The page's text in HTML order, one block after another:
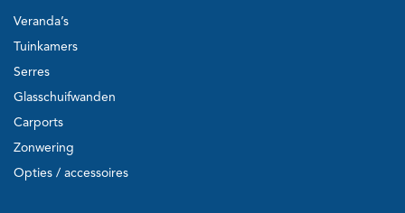
Veranda’s
Tuinkamers
Serres
Glasschuifwanden
Carports
Zonwering
Opties / accessoires